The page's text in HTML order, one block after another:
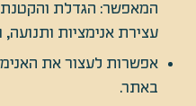
המאפשר: הגדלת והקטנת
עצירת אנימציות
אפשרות לעצור את
באתר.